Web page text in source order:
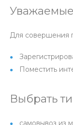
Для совершения
Поместить
Выбрать
самовывоз из